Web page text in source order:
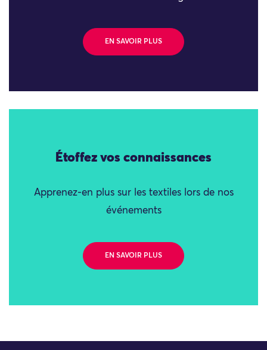
EN SAVOIR PLUS
Étoffez vos connaissances
Apprenez-en plus sur les textiles lors de nos
événements
EN SAVOIR PLUS